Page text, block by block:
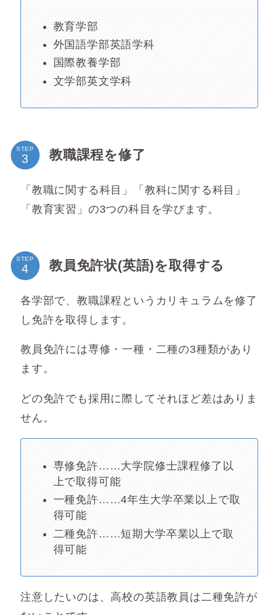
教育学部
外国語学部英語学科
国際教養学部
文学部英文学科
STEP 教職課程を修了
「教職に関する科目」「教科に関する科目」
「教育実習」の3つの科目を学びます。
STEP 教員免許状(英語)を取得する
各学部で、教職課程というカリキュラムを修了
し免許を取得します。
教員免許には専修・一種・二種の3種類があり
ます。
どの免許でも採用に際してそれほど差はありま
せん。
専修免許……大学院修士課程修了以
上で取得可能
一種免許……4年生大学卒業以上で取
得可能
二種免許……短期大学卒業以上で取
得可能
注意したいのは、高校の英語教員は二種免許が